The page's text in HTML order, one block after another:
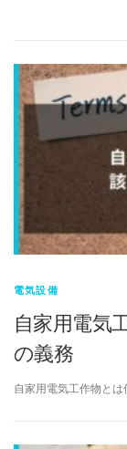
電気設備
自家用電気
の義務
自家用電気工作物と